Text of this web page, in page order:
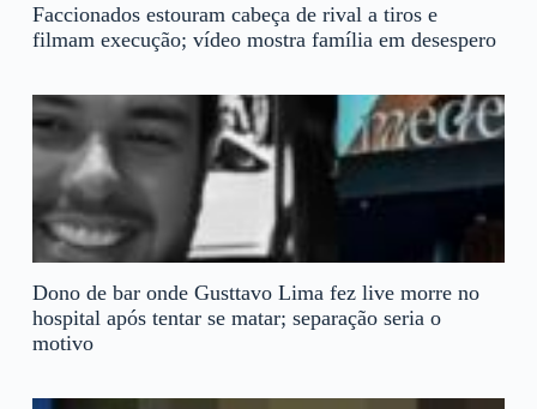
Faccionados estouram cabeça de rival a tiros e
filmam execução; vídeo mostra família em desespero
Dono de bar onde Gusttavo Lima fez live morre no
hospital após tentar se matar; separação seria o
motivo